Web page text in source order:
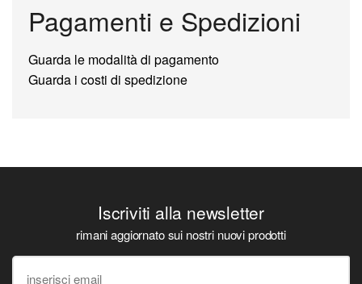
Pagamenti e Spedizioni
Guarda le modalità di pagamento
Guarda i costi di spedizione
Iscriviti alla newsletter
rimani aggiornato sui nostri nuovi prodotti